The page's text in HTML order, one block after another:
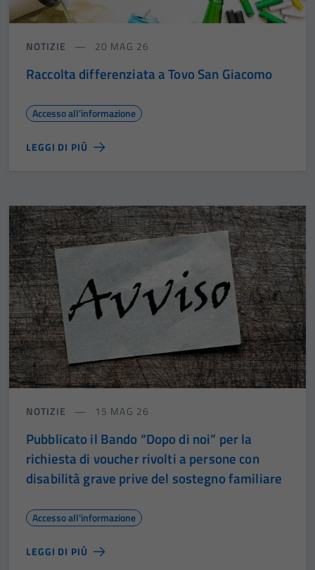
NOTIZIE 20 MAG 26
Raccolta differenziata a Tovo San Giacomo
Accesso all'informazione
LEGGI DI PIÙ
NOTIZIE 15 MAG 26
Pubblicato il Bando “Dopo di noi” per la
richiesta di voucher rivolti a persone con
disabilità grave prive del sostegno familiare
Accesso all'informazione
LEGGI DI PIÙ